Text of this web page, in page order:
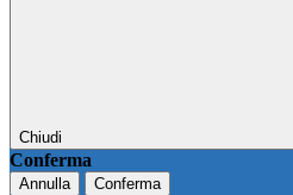
Chiudi
Conferma
Annulla Conferma